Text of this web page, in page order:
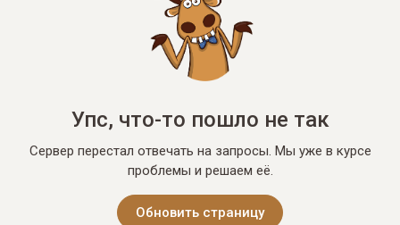
Упс, что-то пошло не так
Сервер перестал отвечать на запросы. Мы уже в курсе
проблемы и решаем её.
Обновить страницу